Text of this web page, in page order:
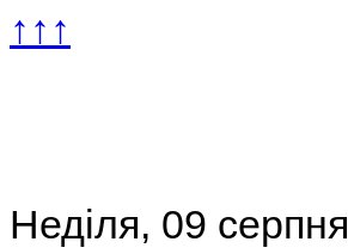
↑↑↑
Неділя, 09